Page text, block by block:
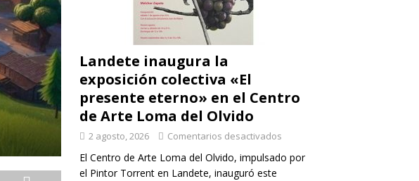
Landete inaugura la
exposición colectiva «El
presente eterno» en el Centro
de Arte Loma del Olvido
2 agosto, 2026 Comentarios desactivados
El Centro de Arte Loma del Olvido, impulsado por
el Pintor Torrent en Landete, inauguró este